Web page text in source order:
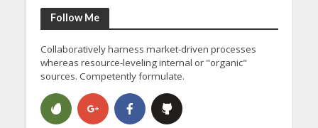
Follow Me
Collaboratively harness market-driven processes
whereas resource-leveling internal or "organic"
sources. Competently formulate.